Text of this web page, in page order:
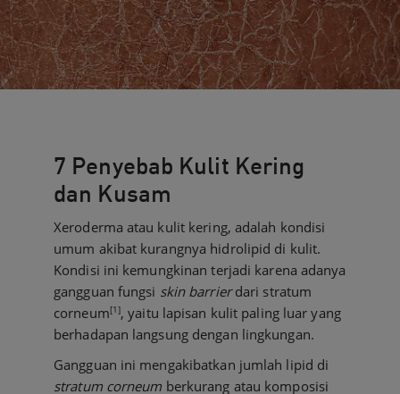
7 Penyebab Kulit Kering
dan Kusam
Xeroderma atau kulit kering, adalah kondisi
umum akibat kurangnya hidrolipid di kulit.
Kondisi ini kemungkinan terjadi karena adanya
gangguan fungsi skin barrierdari stratum
corneum[1], yaitu lapisan kulit paling luar yang
berhadapan langsung dengan lingkungan.
Gangguan ini mengakibatkan jumlah lipid di
stratum corneum berkurang atau komposisi